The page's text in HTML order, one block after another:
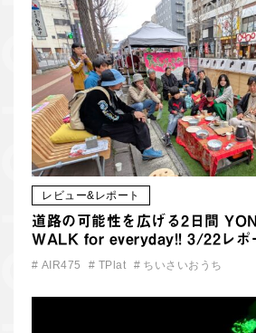
レビュー&レポート
道路の可能性を広げる2日間
WALK for everyday!! 3/22レポ
# AIR475 # TPlat # ちいさいおうち